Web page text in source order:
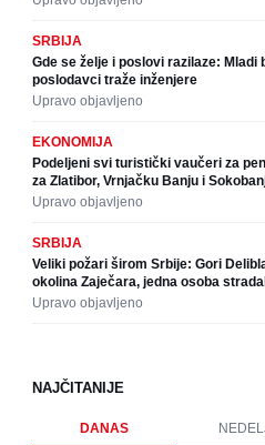
SRBIJA
Gde se želje i poslovi razilaze:
poslodavci traže inženjere
Upravo objavljeno
EKONOMIJA
Podeljeni svi turistički vaučeri za
za Zlatibor, Vrnjačku Banju i
Upravo objavljeno
SRBIJA
Veliki požari širom Srbije: Gori
okolina Zaječara, jedna osoba
Upravo objavljeno
NAJČITANIJE
DANAS